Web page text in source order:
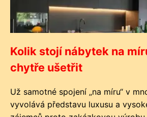
Kolik stojí nábytek na
chytře ušetřit
Už samotné spojení „na míru“ v
vyvolává představu luxusu a